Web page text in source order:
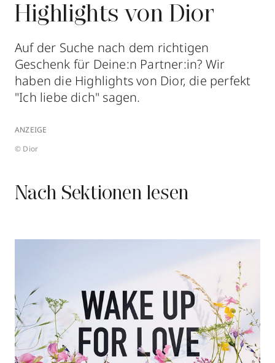
Highlights von Dior
Auf der Suche nach dem richtigen
Geschenk für Deine:n Partner:in? Wir
haben die Highlights von Dior, die perfekt
"Ich liebe dich" sagen.
ANZEIGE
© Dior
Nach Sektionen lesen